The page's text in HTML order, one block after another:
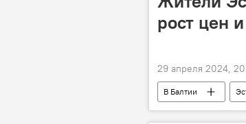
рост цен
29 апреля 2024,
В Балтии